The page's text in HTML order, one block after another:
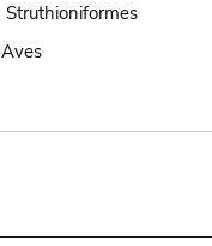
Struthioniformes
Aves